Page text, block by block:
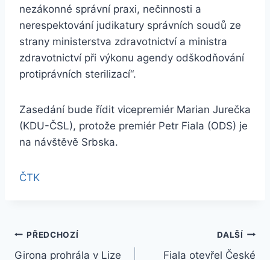
nezákonné správní praxi, nečinnosti a
nerespektování judikatury správních soudů ze
strany ministerstva zdravotnictví a ministra
zdravotnictví při výkonu agendy odškodňování
protiprávních sterilizací“.
Zasedání bude řídit vicepremiér Marian Jurečka
(KDU-ČSL), protože premiér Petr Fiala (ODS) je
na návštěvě Srbska.
ČTK
Navigace
PŘEDCHOZÍ
Girona prohrála v Lize
DALŠÍ
Fiala otevřel České